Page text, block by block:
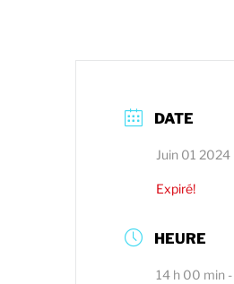
DATE
Juin 01 2024
Expiré!
HEURE
14 h 00 min -